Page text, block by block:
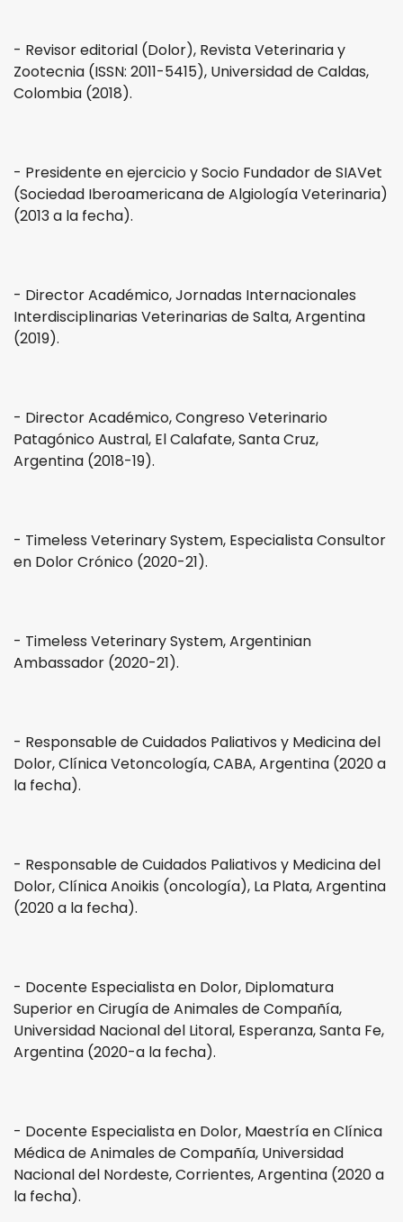
- Revisor editorial (Dolor), Revista Veterinaria y
Zootecnia (ISSN: 2011-5415), Universidad de Caldas,
Colombia (2018).
- Presidente en ejercicio y Socio Fundador de SIAVet
(Sociedad Iberoamericana de Algiología Veterinaria)
(2013 a la fecha).
- Director Académico, Jornadas Internacionales
Interdisciplinarias Veterinarias de Salta, Argentina
(2019).
- Director Académico, Congreso Veterinario
Patagónico Austral, El Calafate, Santa Cruz,
Argentina (2018-19).
- Timeless Veterinary System, Especialista Consultor
en Dolor Crónico (2020-21).
- Timeless Veterinary System, Argentinian
Ambassador (2020-21).
- Responsable de Cuidados Paliativos y Medicina del
Dolor, Clínica Vetoncología, CABA, Argentina (2020 a
la fecha).
- Responsable de Cuidados Paliativos y Medicina del
Dolor, Clínica Anoikis (oncología), La Plata, Argentina
(2020 a la fecha).
- Docente Especialista en Dolor, Diplomatura
Superior en Cirugía de Animales de Compañía,
Universidad Nacional del Litoral, Esperanza, Santa Fe,
Argentina (2020-a la fecha).
- Docente Especialista en Dolor, Maestría en Clínica
Médica de Animales de Compañía, Universidad
Nacional del Nordeste, Corrientes, Argentina (2020 a
la fecha).